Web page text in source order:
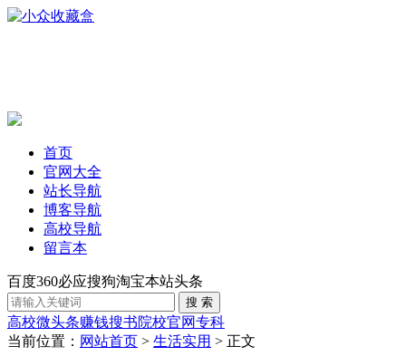
首页
官网大全
站长导航
博客导航
高校导航
留言本
百度360必应搜狗淘宝本站头条
高校微头条赚钱搜书院校官网专科
当前位置： 网站首页 > 生活实用 > 正文